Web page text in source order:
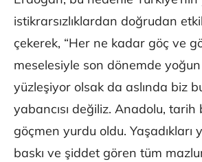
istikrarsızlıklardan doğrudan
çekerek, “Her ne kadar göç ve
meselesiyle son dönemde
yüzleşiyor olsak da aslında biz
yabancısı değiliz. Anadolu,
göçmen yurdu oldu. Yaşadıkları
baskı ve şiddet gören tüm